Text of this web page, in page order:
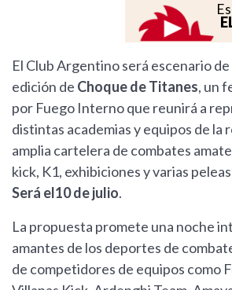
El Club Argentino será escenario
edición de Choque de Titanes, un
por Fuego Interno que reunirá a
distintas academias y equipos de la
amplia cartelera de combates
kick, K1, exhibiciones y varias
Será el10 de julio.
La propuesta promete una noche
amantes de los deportes de
de competidores de equipos como